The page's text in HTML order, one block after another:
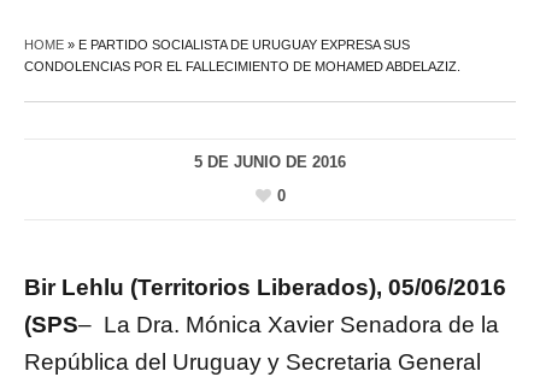
HOME » E PARTIDO SOCIALISTA DE URUGUAY EXPRESA SUS
CONDOLENCIAS POR EL FALLECIMIENTO DE MOHAMED ABDELAZIZ.
5 DE JUNIO DE 2016
0
Bir Lehlu (Territorios Liberados), 05/06/2016
(SPS– La Dra. Mónica Xavier Senadora de la
República del Uruguay y Secretaria General